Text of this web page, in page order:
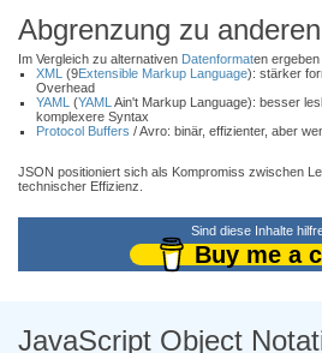
Abgrenzung zu
Im Vergleich zu alternativen Datenformaten
XML (9Extensible Markup Language): stärker
Overhead
YAML (YAML Ain't Markup Language): besser
komplexere Syntax
Protocol Buffers / Avro: binär, effizienter, aber
JSON positioniert sich als Kompromiss zwischen
technischer Effizienz.
Sind diese Inhalte
Buy me a
JavaScript Object